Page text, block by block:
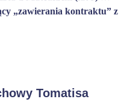
„zawierania kontraktu” z
Tomatisa